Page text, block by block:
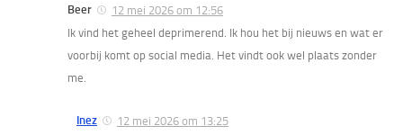
Beer
12 mei 2026 om 12:56
Ik vind het geheel deprimerend. Ik hou het bij nieuws en wat er
voorbij komt op social media. Het vindt ook wel plaats zonder
me.
Inez
12 mei 2026 om 13:25